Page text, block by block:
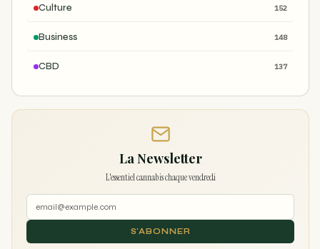
Culture 152
Business 148
CBD 137
La Newsletter
L'essentiel cannabis chaque vendredi
S'ABONNER